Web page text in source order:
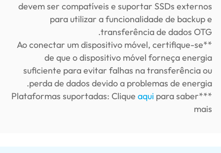
devem ser compatíveis e suportar SSDs externos
para utilizar a funcionalidade de backup e
transferência de dados OTG.
**Ao conectar um dispositivo móvel, certifique-se
de que o dispositivo móvel forneça energia
suficiente para evitar falhas na transferência ou
perda de dados devido a problemas de energia.
***Plataformas suportadas: Clique
aqui para saber
mais